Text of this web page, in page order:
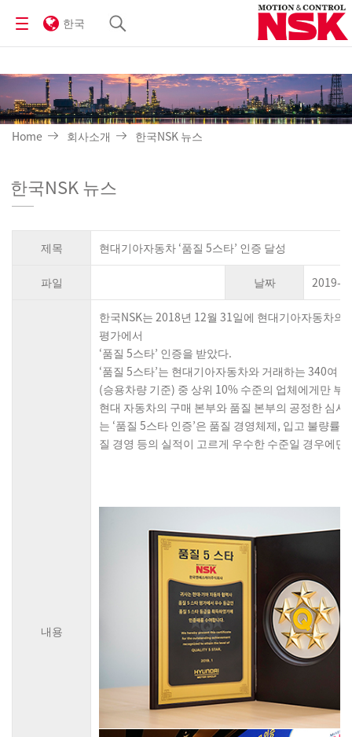
한국
Home 회사소개 한국NSK 뉴스
한국NSK 뉴스
제목 현대기아자동차 ‘품질 5스타’ 인증 달성
파일 날짜 2019-
내용
한국NSK는 2018년 12월 31일에 현대기아자동차의
평가에서
‘품질 5스타’ 인증을 받았다.
‘품질 5스타’는 현대기아자동차와 거래하는 340여
(승용차량 기준) 중 상위 10% 수준의 업체에게만 부
현대 자동차의 구매 본부와 품질 본부의 공정한 심사
는 ‘품질 5스타 인증’은 품질 경영체제, 입고 불량률,
질 경영 등의 실적이 고르게 우수한 수준일 경우에만